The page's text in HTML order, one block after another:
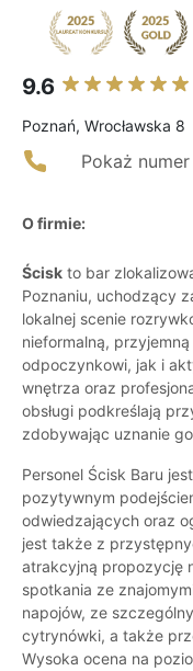
9.6
Poznań, Wrocławska 8
Pokaż
O firmie:
Ścisk to bar
Poznaniu, uchodzący
lokalnej scenie
nieformalną,
odpoczynkowi, jak i
wnętrza oraz
obsługi podkreślają
zdobywając uznanie
Personel Ścisk Baru
pozytywnym
odwiedzających oraz
jest także z
atrakcyjną propozycję
spotkania ze
napojów, ze
cytrynówki, a także
Wysoka ocena na